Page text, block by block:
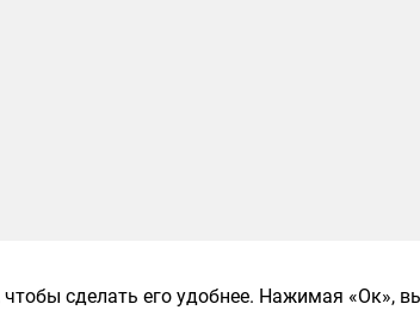
сделать его удобнее. Нажимая «Ок»,